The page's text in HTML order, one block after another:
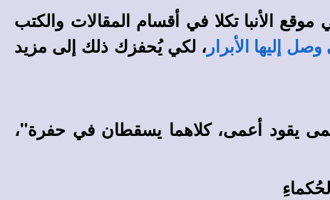
موقع الأنبا تكلا في أقسام المقالات والكتب
وصل إليها الأبرار ، لكي يُحفزك ذلك إلى مزيد
يقود أعمى، كلاهما يسقطان في حفرة"،